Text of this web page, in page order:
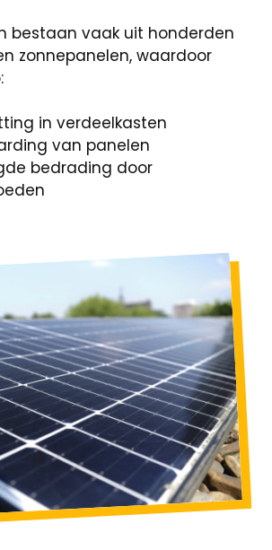
bestaan vaak uit honderden
zonnepanelen, waardoor
in verdeelkasten
van panelen
bedrading door